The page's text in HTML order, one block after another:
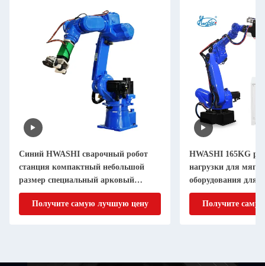
Синий HWASHI сварочный робот
станция компактный небольшой
размер специальный арковый
сварочный робот
Получите самую лучшую цену
HWASHI 165KG
нагрузки для
оборудования для
сопротивления
Получите